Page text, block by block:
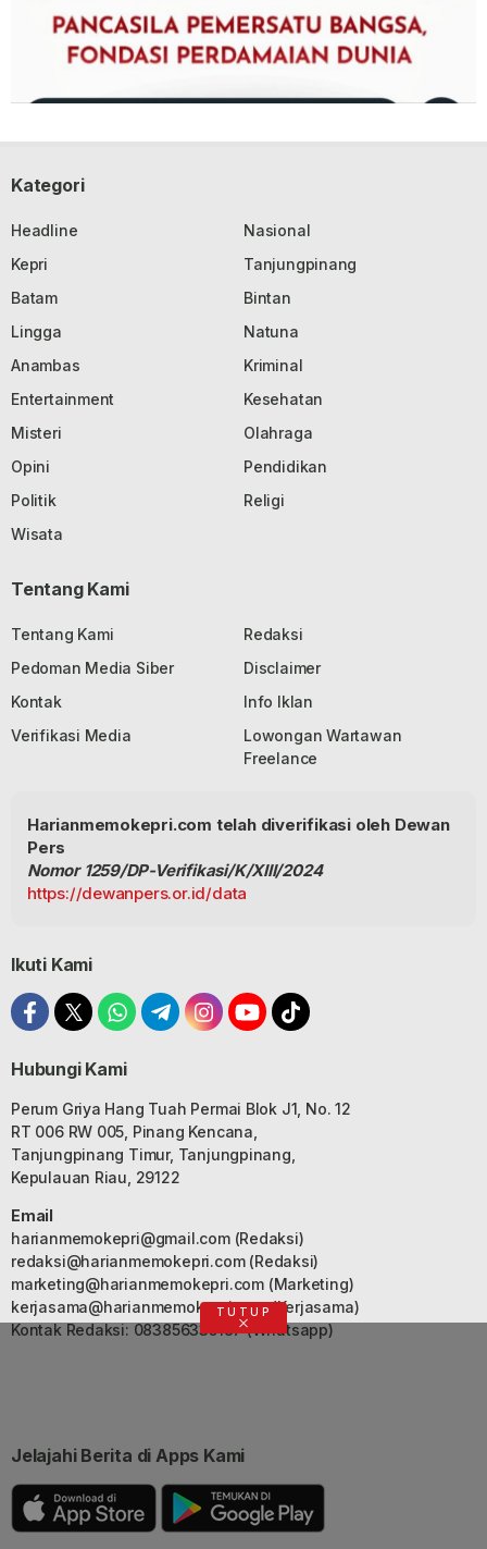
Kategori
Headline
Nasional
Kepri
Tanjungpinang
Batam
Bintan
Lingga
Natuna
Anambas
Kriminal
Entertainment
Kesehatan
Misteri
Olahraga
Opini
Pendidikan
Politik
Religi
Wisata
Tentang Kami
Tentang Kami
Redaksi
Pedoman Media Siber
Disclaimer
Kontak
Info Iklan
Verifikasi Media
Lowongan Wartawan
Freelance
Harianmemokepri.com telah diverifikasi oleh Dewan
Pers
Nomor 1259/DP-Verifikasi/K/XIII/2024
https://dewanpers.or.id/data
Ikuti Kami
Hubungi Kami
Perum Griya Hang Tuah Permai Blok J1, No. 12
RT 006 RW 005, Pinang Kencana,
Tanjungpinang Timur, Tanjungpinang,
Kepulauan Riau, 29122
Email
harianmemokepri@gmail.com(Redaksi)
redaksi@harianmemokepri.com(Redaksi)
marketing@harianmemokepri.com(Marketing)
kerjasama@harianmemokepri.com(Kerjasama)
Kontak Redaksi: 083856335187 (Whatsapp)
Jelajahi Berita di Apps Kami
TUTUP